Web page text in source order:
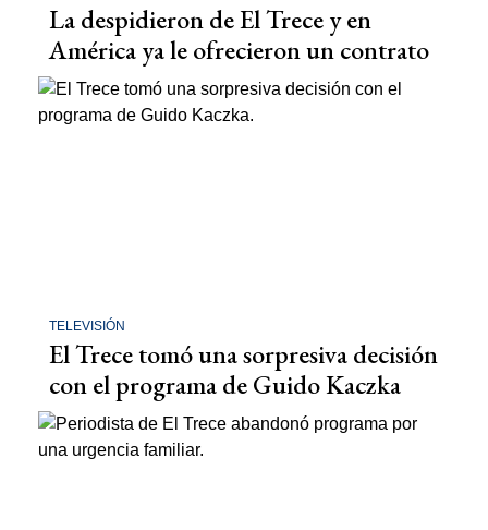
La despidieron de El Trece y en
América ya le ofrecieron un contrato
TELEVISIÓN
El Trece tomó una sorpresiva decisión
con el programa de Guido Kaczka